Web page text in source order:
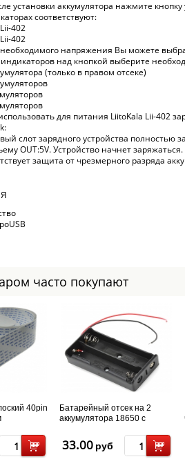
установки аккумулятора нажмите
соответствуют:
402
402
напряжения Вы можете
над кнопкой выберите
(только в правом отсеке)
для питания LiitoKala Lii-402
слот зарядного устройства
OUT:5V. Устройство начнет
защита от чрезмерного разряда
часто покупают
40pin
Батарейный отсек на 2
аккумулятора 18650 с
33.00 руб